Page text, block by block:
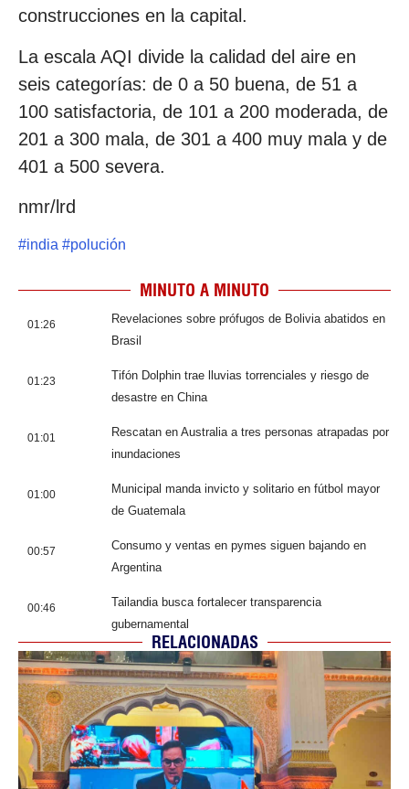
construcciones en la capital.
La escala AQI divide la calidad del aire en
seis categorías: de 0 a 50 buena, de 51 a
100 satisfactoria, de 101 a 200 moderada, de
201 a 300 mala, de 301 a 400 muy mala y de
401 a 500 severa.
nmr/lrd
#india #polución
MINUTO A MINUTO
01:26
Revelaciones sobre prófugos de Bolivia abatidos en
Brasil
01:23
Tifón Dolphin trae lluvias torrenciales y riesgo de
desastre en China
01:01
Rescatan en Australia a tres personas atrapadas por
inundaciones
01:00
Municipal manda invicto y solitario en fútbol mayor
de Guatemala
00:57
Consumo y ventas en pymes siguen bajando en
Argentina
00:46
Tailandia busca fortalecer transparencia
gubernamental
RELACIONADAS